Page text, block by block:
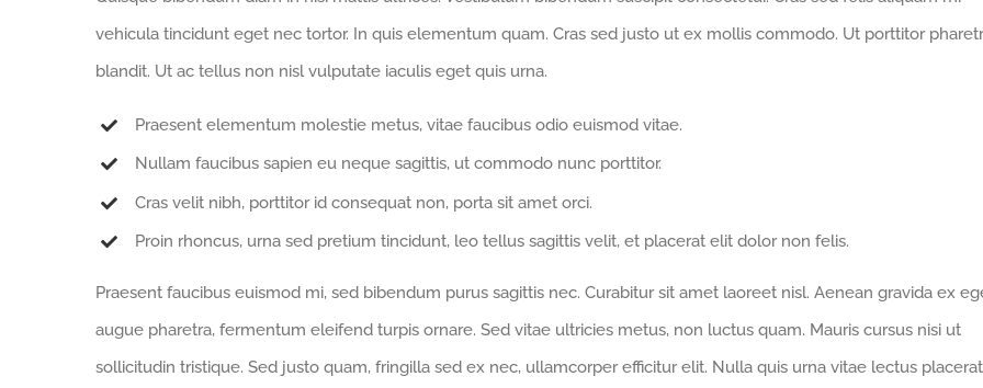
vehicula tincidunt eget nec tortor. In quis elementum quam. Cras sed justo ut ex mollis commodo. Ut porttitor
blandit. Ut ac tellus non nisl vulputate iaculis eget quis urna.
Praesent elementum molestie metus, vitae faucibus odio euismod vitae.
Nullam faucibus sapien eu neque sagittis, ut commodo nunc porttitor.
Cras velit nibh, porttitor id consequat non, porta sit amet orci.
Proin rhoncus, urna sed pretium tincidunt, leo tellus sagittis velit, et placerat elit dolor non felis.
Praesent faucibus euismod mi, sed bibendum purus sagittis nec. Curabitur sit amet laoreet nisl. Aenean gravida ex
augue pharetra, fermentum eleifend turpis ornare. Sed vitae ultricies metus, non luctus quam. Mauris cursus nisi ut
sollicitudin tristique. Sed justo quam, fringilla sed ex nec, ullamcorper efficitur elit. Nulla quis urna vitae lectus placerat